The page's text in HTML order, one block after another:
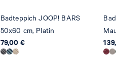
Badteppich JOOP! BARS
50x60 cm, Platin
79,00 €